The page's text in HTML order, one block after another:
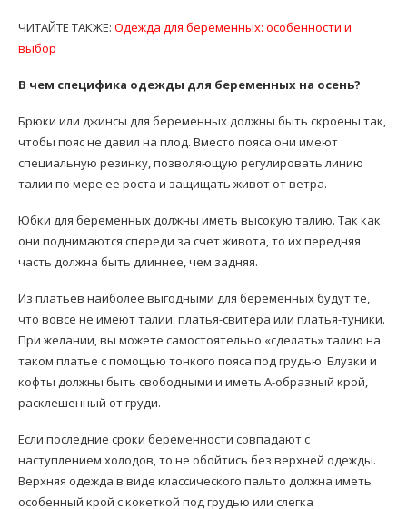
ЧИТАЙТЕ ТАКЖЕ: Одежда для беременных: особенности и
выбор
В чем специфика одежды для беременных на осень?
Брюки или джинсы для беременных должны быть скроены так,
чтобы пояс не давил на плод. Вместо пояса они имеют
специальную резинку, позволяющую регулировать линию
талии по мере ее роста и защищать живот от ветра.
Юбки для беременных должны иметь высокую талию. Так как
они поднимаются спереди за счет живота, то их передняя
часть должна быть длиннее, чем задняя.
Из платьев наиболее выгодными для беременных будут те,
что вовсе не имеют талии: платья-свитера или платья-туники.
При желании, вы можете самостоятельно «сделать» талию на
таком платье с помощью тонкого пояса под грудью. Блузки и
кофты должны быть свободными и иметь A-образный крой,
расклешенный от груди.
Если последние сроки беременности совпадают с
наступлением холодов, то не обойтись без верхней одежды.
Верхняя одежда в виде классического пальто должна иметь
особенный крой с кокеткой под грудью или слегка